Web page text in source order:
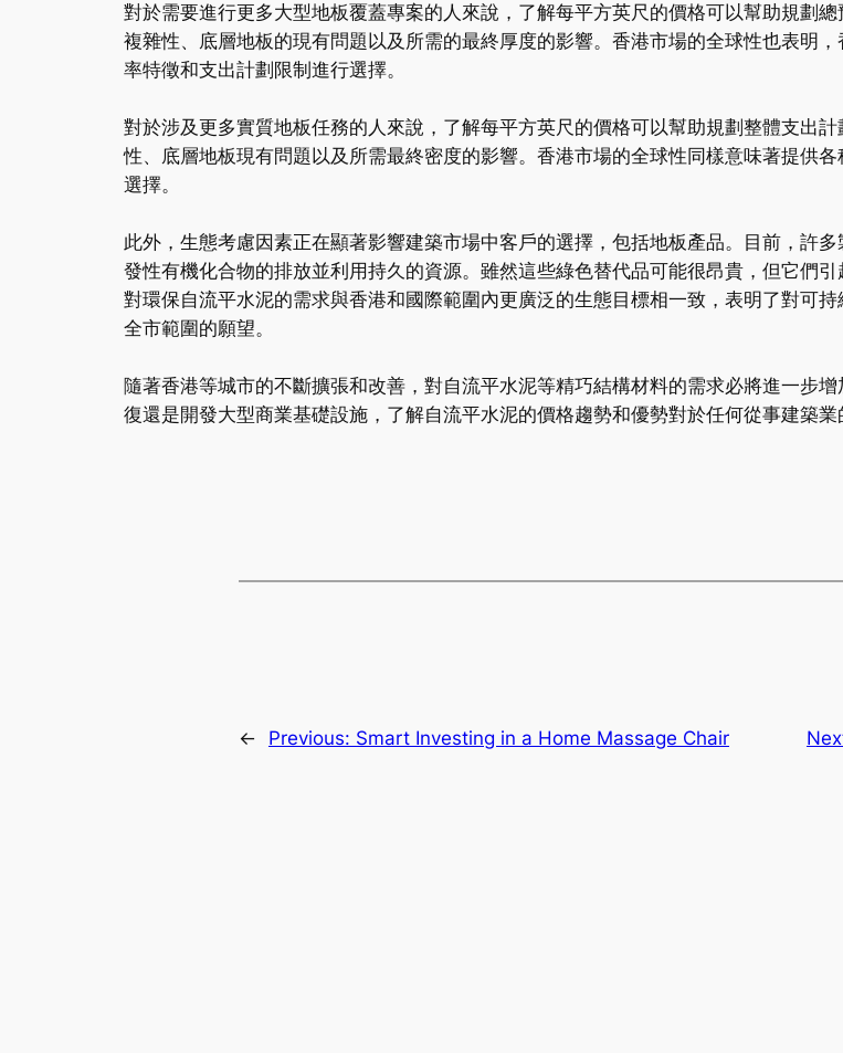
對於需要進行更多大型地板覆蓋專案的人來說，了解每平方英尺的價格可以幫助規劃
複雜性、底層地板的現有問題以及所需的最終厚度的影響。香港市場的全球性也表明
率特徵和支出計劃限制進行選擇。
對於涉及更多實質地板任務的人來說，了解每平方英尺的價格可以幫助規劃整體支出
性、底層地板現有問題以及所需最終密度的影響。香港市場的全球性同樣意味著提供
選擇。
此外，生態考慮因素正在顯著影響建築市場中客戶的選擇，包括地板產品。目前，許
發性有機化合物的排放並利用持久的資源。雖然這些綠色替代品可能很昂貴，但它們
對環保自流平水泥的需求與香港和國際範圍內更廣泛的生態目標相一致，表明了對可
全市範圍的願望。
隨著香港等城市的不斷擴張和改善，對自流平水泥等精巧結構材料的需求必將進一步
復還是開發大型商業基礎設施，了解自流平水泥的價格趨勢和優勢對於任何從事建築業
← Previous: Smart Investing in a Home Massage Chair